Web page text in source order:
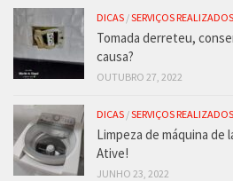
DICAS /SERVIÇOS REALIZADOS
Tomada derreteu,
causa?
OUTUBRO 27, 2022
DICAS /SERVIÇOS REALIZADOS
Limpeza de máquina de
Ative!
JUNHO 23, 2022